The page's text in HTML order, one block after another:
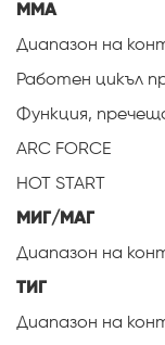
ММА
Диапазон на
Работен цикъл
Функция,
ARC FORCE
HOT START
МИГ/МАГ
Диапазон на
ТИГ
Диапазон на